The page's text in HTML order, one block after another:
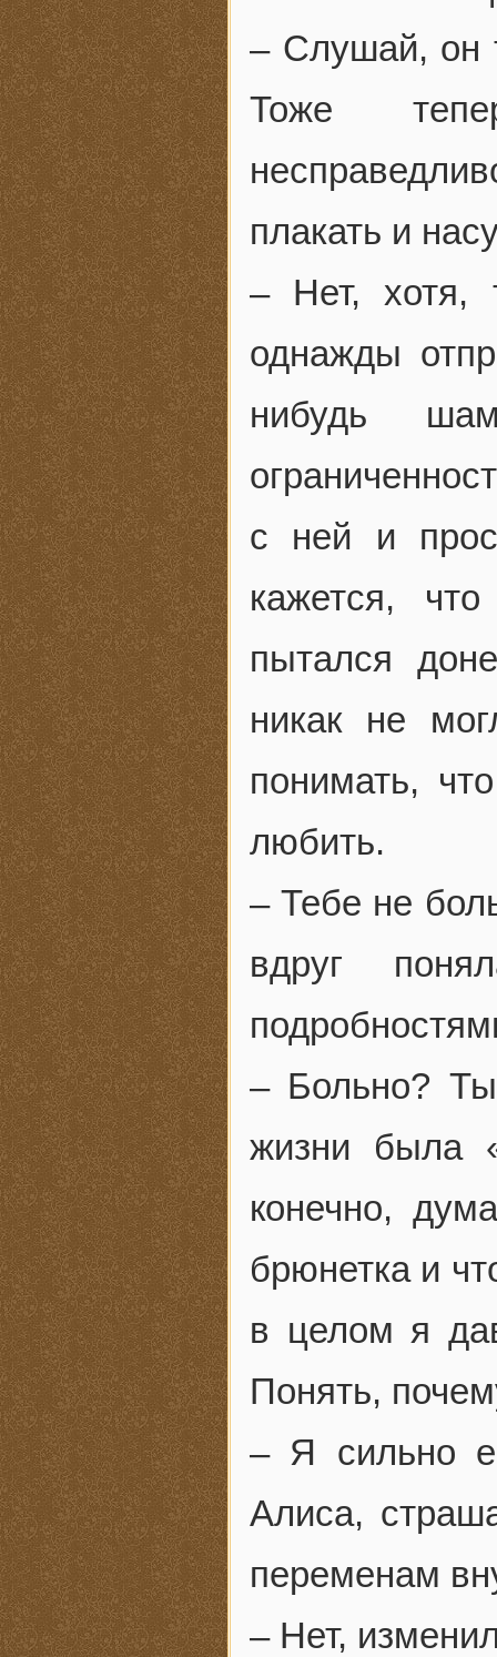
– Слушай, он
Тоже
плакать и
– Нет, хотя,
однажды
нибудь
с ней и
кажется,
пытался
никак не
понимать,
любить.
– Тебе не
вдруг
– Больно?
жизни была
конечно,
брюнетка и
в целом я
Понять,
– Я сильно
Алиса,
переменам
– Нет,